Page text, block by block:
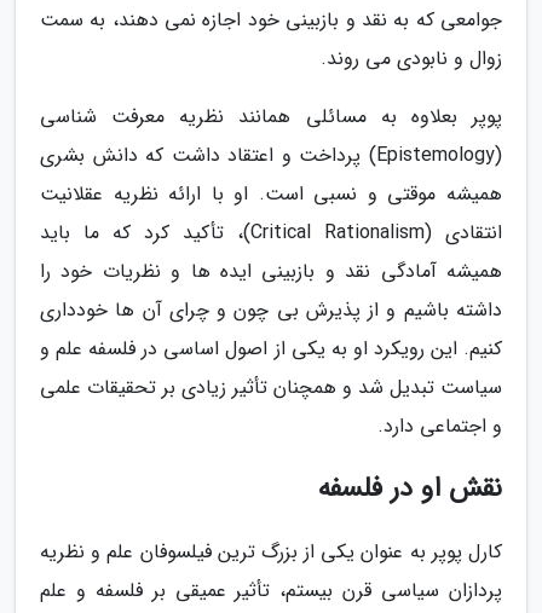
جوامعی که به نقد و بازبینی خود اجازه نمی دهند، به سمت
زوال و نابودی می روند.
پوپر بعلاوه به مسائلی همانند نظریه معرفت شناسی
(Epistemology) پرداخت و اعتقاد داشت که دانش بشری
همیشه موقتی و نسبی است. او با ارائه نظریه عقلانیت
انتقادی (Critical Rationalism)، تأکید کرد که ما باید
همیشه آمادگی نقد و بازبینی ایده ها و نظریات خود را
داشته باشیم و از پذیرش بی چون و چرای آن ها خودداری
کنیم. این رویکرد او به یکی از اصول اساسی در فلسفه علم و
سیاست تبدیل شد و همچنان تأثیر زیادی بر تحقیقات علمی
و اجتماعی دارد.
نقش او در فلسفه
کارل پوپر به عنوان یکی از بزرگ ترین فیلسوفان علم و نظریه
پردازان سیاسی قرن بیستم، تأثیر عمیقی بر فلسفه و علم